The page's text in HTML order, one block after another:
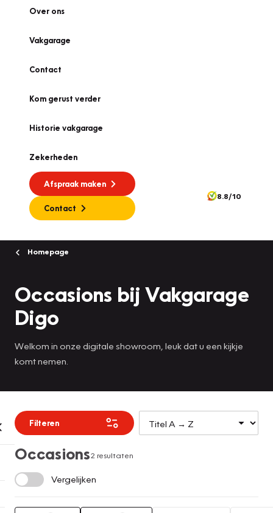
Over ons
Vakgarage
Contact
Kom gerust verder
Historie vakgarage
Zekerheden
Afspraak maken
Contact
8.8/10
Homepage
Occasions bij Vakgarage
Digo
Welkom in onze digitale showroom, leuk dat u een kijkje
komt nemen.
Filteren
Occasions2 resultaten
Vergelijken